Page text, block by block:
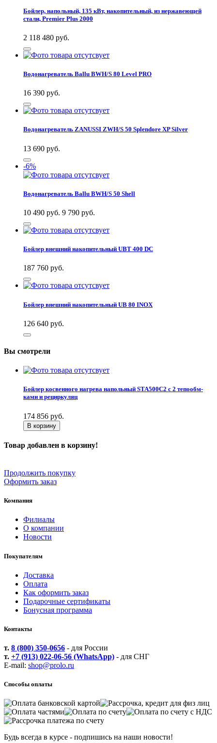
Бойлер, напольный, 135 кВт, накопительный, из нержавеющей
стали, Premier Plus 2000
2 118 480 руб.
Водонагреватель Ballu BWH/S 80 Level PRO
16 390 руб.
Водонагреватель ZANUSSI ZWH/S 50 Splendore XP Silver
13 690 руб.
-6%
Водонагреватель Ballu BWH/S 50 Shell
10 490 руб. 9 790 руб.
Бойлер внешний накопительный UBT 400 DC
187 760 руб.
Бойлер внешний накопительный UB 80 INOX
126 640 руб.
Вы смотрели
Бойлер косвенного нагрева напольный STA500C2 с 2 тепообм-
ками и рециркуляц
174 856 руб.
В корзину
Товар добавлен в корзину!
Продолжить покупку
Оформить заказ
Компания
Филиалы
О компании
Новости
Покупателям
Доставка
Оплата
Как оформить заказ
Подарочные сертификаты
Бонусная программа
Контакты
т. 8 (800) 350-0656 - для России
т. +7 (913) 022-06-56 (WhatsApp) - для СНГ
E-mail: shop@prolo.ru
Способы оплаты
Будь всегда в курсе - подпишись на наши новости!